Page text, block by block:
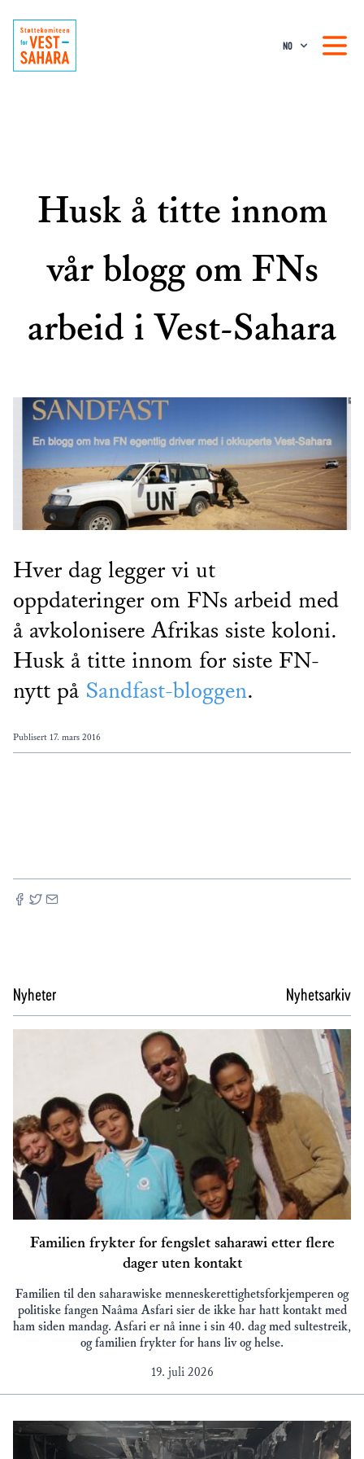
NO
Husk å titte innom
vår blogg om FNs
arbeid i Vest-Sahara
Hver dag legger vi ut
oppdateringer om FNs arbeid med
å avkolonisere Afrikas siste koloni.
Husk å titte innom for siste FN-
nytt på Sandfast-bloggen.
Publisert 17. mars 2016
Nyheter Nyhetsarkiv
Familien frykter for fengslet saharawi etter flere
dager uten kontakt
Familien til den saharawiske menneskerettighetsforkjemperen og
politiske fangen Naâma Asfari sier de ikke har hatt kontakt med
ham siden mandag. Asfari er nå inne i sin 40. dag med sultestreik,
og familien frykter for hans liv og helse.
19. juli 2026